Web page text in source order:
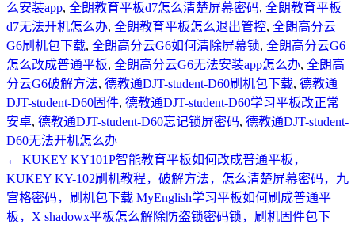
么安装app, 全朗教育平板d7怎么清楚屏幕密码, 全朗教育平板
d7无法开机怎么办, 全朗教育平板怎么退出管控, 全朗高分云
G6刷机包下载, 全朗高分云G6如何清除屏幕锁, 全朗高分云G6
怎么改成普通平板, 全朗高分云G6无法安装app怎么办, 全朗高
分云G6破解方法, 德教通DJT-student-D60刷机包下载, 德教通
DJT-student-D60固件, 德教通DJT-student-D60学习平板改正常
安卓, 德教通DJT-student-D60忘记锁屏密码, 德教通DJT-student-
D60无法开机怎么办
← KUKEY KY101P智能教育平板如何改成普通平板，
KUKEY KY-102刷机教程，破解方法，怎么清楚屏幕密码，九
宫格密码，刷机包下载 MyEnglish学习平板如何刷成普通平
板，X shadowx平板怎么解除防盗锁密码锁，刷机固件包下